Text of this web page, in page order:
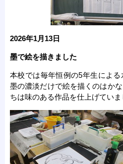
2026年1月13日
墨で絵を描きました
本校では毎年恒例の5年生による
墨の濃淡だけで絵を描くのはか
ちは味のある作品を仕上げていま